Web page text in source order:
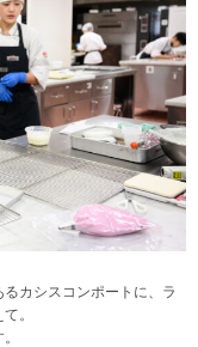
カシスコンポートに、ラ
。